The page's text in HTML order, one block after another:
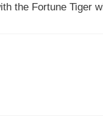
the Fortune Tiger